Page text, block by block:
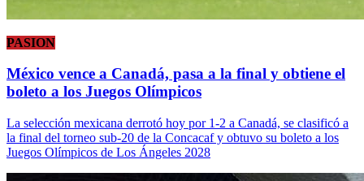
PASION
México vence a Canadá, pasa a la final y obtiene el
boleto a los Juegos Olímpicos
La selección mexicana derrotó hoy por 1-2 a Canadá, se clasificó a
la final del torneo sub-20 de la Concacaf y obtuvo su boleto a los
Juegos Olímpicos de Los Ángeles 2028